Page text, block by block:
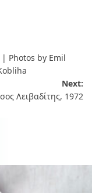
Photos by Emil
Next:
Λειβαδίτης, 1972